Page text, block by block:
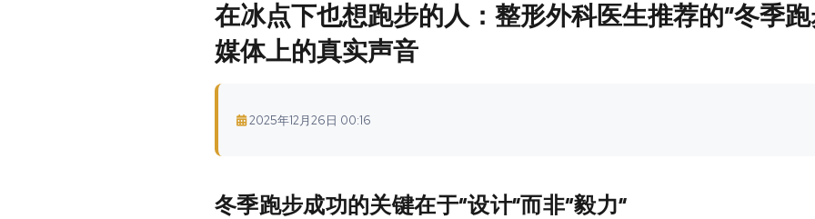
在冰点下也想跑步的人：整形外科医生推荐的“冬季
媒体上的真实声音
2025年12月26日 00:16
冬季跑步成功的关键在于“设计”而非“毅力”